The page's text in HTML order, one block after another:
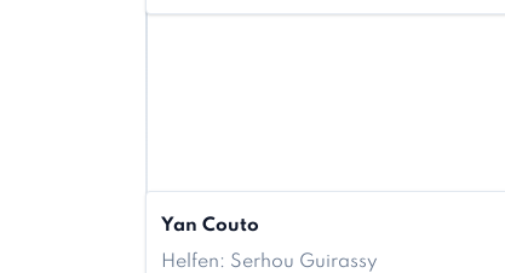
Yan Couto
Helfen: Serhou Guirassy